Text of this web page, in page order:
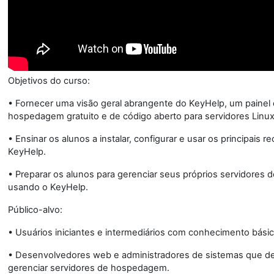
Objetivos do curso:
• Fornecer uma visão geral abrangente do KeyHelp, um
hospedagem gratuito e de código aberto para servidores
• Ensinar os alunos a instalar, configurar e usar os principais
KeyHelp.
• Preparar os alunos para gerenciar seus próprios servidores
usando o KeyHelp.
Público-alvo:
• Usuários iniciantes e intermediários com conhecimento
• Desenvolvedores web e administradores de sistemas que
gerenciar servidores de hospedagem.